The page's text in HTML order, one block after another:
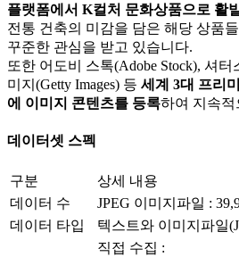
플랫폼에서 K컬처 문화상품으로 활
전통 건축의 미감을 담은 해당 상품
꾸준한 관심을 받고 있습니다.
또한 어도비 스톡(Adobe Stock), 셔터
미지(Getty Images) 등 세계 3대 프리
에 이미지 콘텐츠를 등록하여 지속적
데이터셋 스펙
구분
상세 내용
데이터 수
JPEG 이미지파일 :
데이터 타입
텍스트와 이미지파일
직접 수집 :